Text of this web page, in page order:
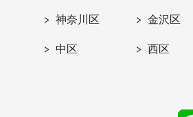
神奈川区 金沢区
中区 西区